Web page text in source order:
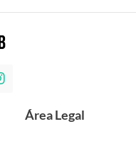
Área Legal